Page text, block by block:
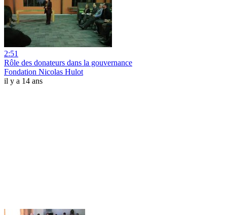
2:51
Rôle des donateurs dans la gouvernance
Fondation Nicolas Hulot
il y a 14 ans